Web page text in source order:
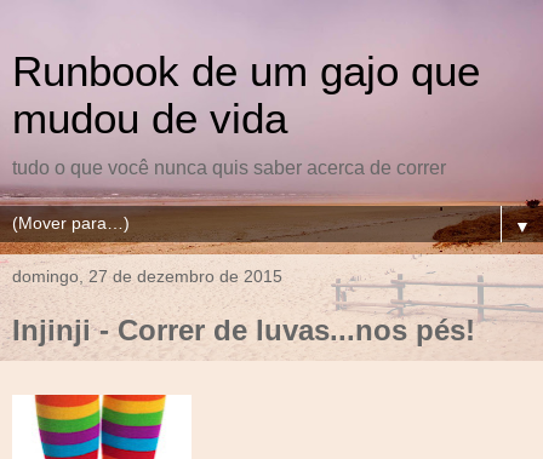
Runbook de um gajo que
mudou de vida
tudo o que você nunca quis saber acerca de correr
▼
domingo, 27 de dezembro de 2015
Injinji - Correr de luvas...nos pés!